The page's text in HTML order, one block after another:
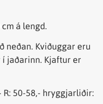
á lengd.
neðan. Kviðuggar eru
jaðarinn. Kjaftur er
R: 50-58,- hryggjarliðir: